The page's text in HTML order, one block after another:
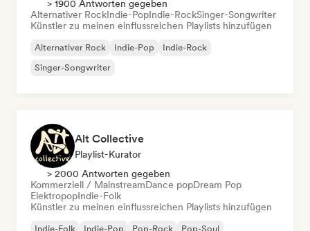
> 1900 Antworten gegeben
Alternativer RockIndie-PopIndie-RockSinger-Songwriter
Künstler zu meinen einflussreichen Playlists hinzufügen
Alternativer Rock Indie-Pop
Indie-Rock
Singer-Songwriter
Alt Collective
Playlist-Kurator
> 2000 Antworten gegeben
Kommerziell / MainstreamDance popDream Pop
ElektropopIndie-Folk
Künstler zu meinen einflussreichen Playlists hinzufügen
Indie-Folk Indie-Pop Pop-Rock Pop-Soul